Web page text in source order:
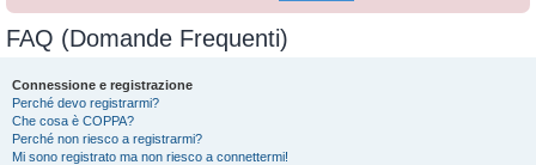
FAQ (Domande Frequenti)
Connessione e registrazione
Perché devo registrarmi?
Che cosa è COPPA?
Perché non riesco a registrarmi?
Mi sono registrato ma non riesco a connettermi!